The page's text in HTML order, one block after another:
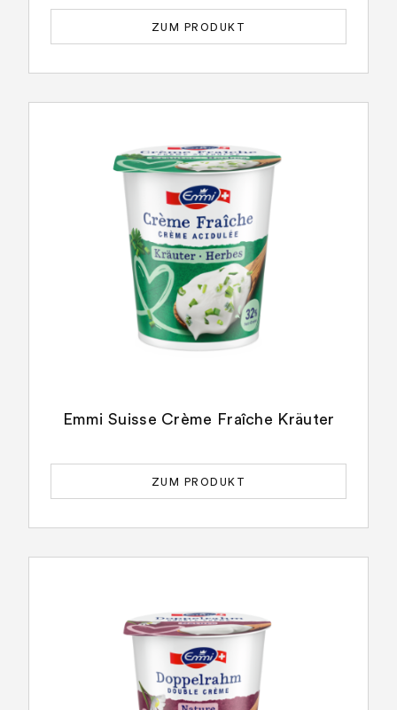
ZUM PRODUKT
Emmi Suisse Crème Fraîche Kräuter
ZUM PRODUKT